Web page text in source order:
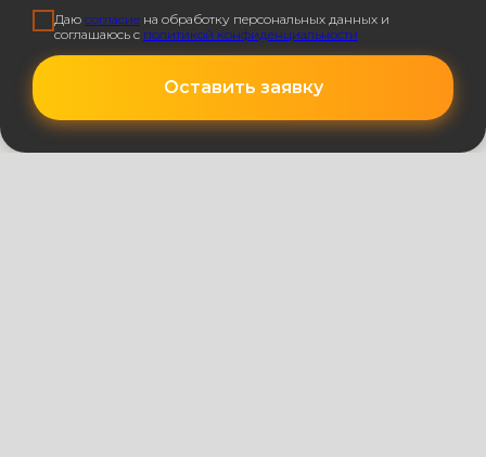
Даю согласие на обработку персональных данных и
соглашаюсь с политикой конфиденциальности
Оставить заявку